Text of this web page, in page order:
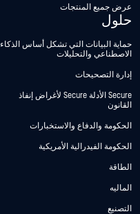
عرض جميع المنتجات
حلول
حماية البيانات التي تشكل أساس الذكاء
الاصطناعي والتحليلات
إدارة التصحيحات
Secure الأدلة Secure لأغراض إنفاذ
القانون
الحكومة والدفاع والاستخبارات
الحكومة الفيدرالية الأمريكية
الطاقة
الماليه
التصنيع